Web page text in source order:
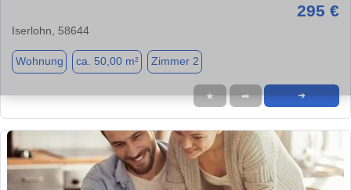
295 €
Iserlohn, 58644
Wohnung ca. 50,00 m² Zimmer 2
★ ➦ ➜